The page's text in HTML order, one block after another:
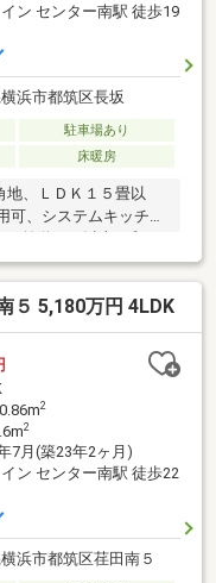
ン センター南駅 徒歩19
浜市都筑区長坂
駐車場あり
床暖房
地、ＬＤＫ１５畳以
可、システムキッチ
前道６ｍ以上、和
キッチン、ワイドバ
階建、南面バルコニ
座、南庭、浴室に窓、
良好、全居室６畳以
との間隔が大きい、
５ 5,180万円 4LDK
2
2
7月(築23年2ヶ月)
ン センター南駅 徒歩22
浜市都筑区荏田南５